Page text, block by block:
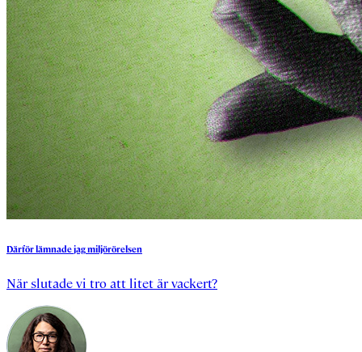
Därförlämnadejagmiljörörelsen
När slutade vi tro att litet är vackert?